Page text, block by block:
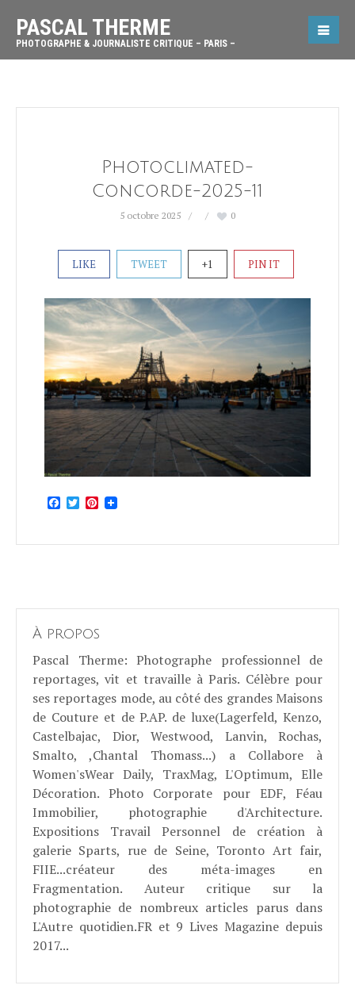
PASCAL THERME
PHOTOGRAPHE & JOURNALISTE CRITIQUE – PARIS –
Photoclimated-
Concorde-2025-11
5 octobre 2025 0
LIKE TWEET +1 PIN IT
Facebook
TwitterPinterest
À propos
Pascal Therme: Photographe professionnel de
reportages, vit et travaille à Paris. Célèbre pour
ses reportages mode, au côté des grandes Maisons
de Couture et de P.AP. de luxe(Lagerfeld, Kenzo,
Castelbajac, Dior, Westwood, Lanvin, Rochas,
Smalto, ,Chantal Thomass...) a Collabore à
Women'sWear Daily, TraxMag, L'Optimum, Elle
Décoration. Photo Corporate pour EDF, Féau
Immobilier, photographie d'Architecture.
Expositions Travail Personnel de création à
galerie Sparts, rue de Seine, Toronto Art fair,
FIIE...créateur des méta-images en
Fragmentation. Auteur critique sur la
photographie de nombreux articles parus dans
L'Autre quotidien.FR et 9 Lives Magazine depuis
2017...